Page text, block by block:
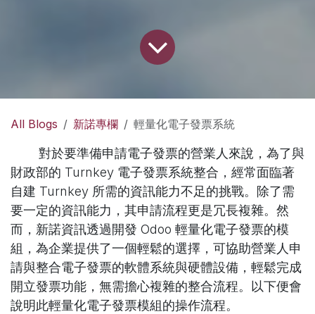
All Blogs 新諾專欄 輕量化電子發票系統
​ 對於要準備申請電子發票的營業人來說，為了與
財政部的 Turnkey 電子發票系統整合，經常面臨著
自建 Turnkey 所需的資訊能力不足的挑戰。除了需
要一定的資訊能力，其申請流程更是冗長複雜。然
而，新諾資訊透過開發 Odoo 輕量化電子發票的模
組，為企業提供了一個輕鬆的選擇，可協助營業人申
請與整合電子發票的軟體系統與硬體設備，輕鬆完成
開立發票功能，無需擔心複雜的整合流程。以下便會
說明此輕量化電子發票模組的操作流程。